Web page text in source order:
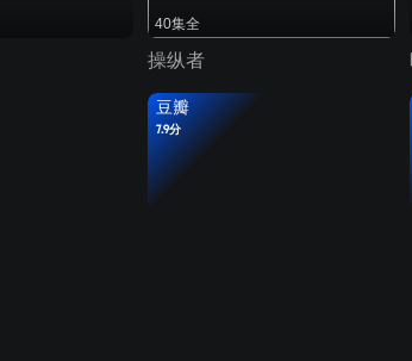
40集全
操纵者
豆瓣
7.9分